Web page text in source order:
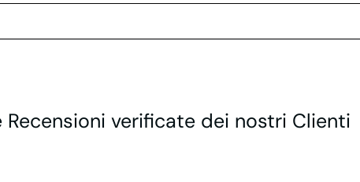
Recensioni verificate dei nostri Clienti